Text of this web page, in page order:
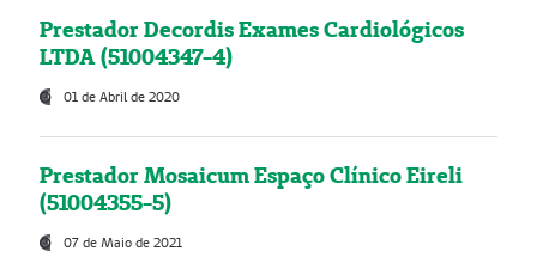
Prestador Decordis Exames Cardiológicos
LTDA (51004347-4)
01 de Abril de 2020
Prestador Mosaicum Espaço Clínico Eireli
(51004355-5)
07 de Maio de 2021